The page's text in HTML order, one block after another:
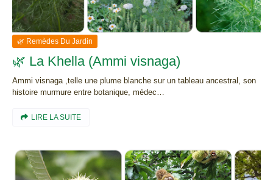
🌿 Remèdes Du Jardin
🌿 La Khella (Ammi visnaga)
Ammi visnaga ,telle une plume blanche sur un tableau ancestral, son
histoire murmure entre botanique, médec…
LIRE LA SUITE